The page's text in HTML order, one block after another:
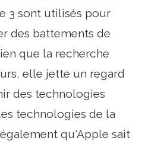
3 sont utilisés pour
des battements de
que la recherche
elle jette un regard
des technologies
technologies de la
qu'Apple sait